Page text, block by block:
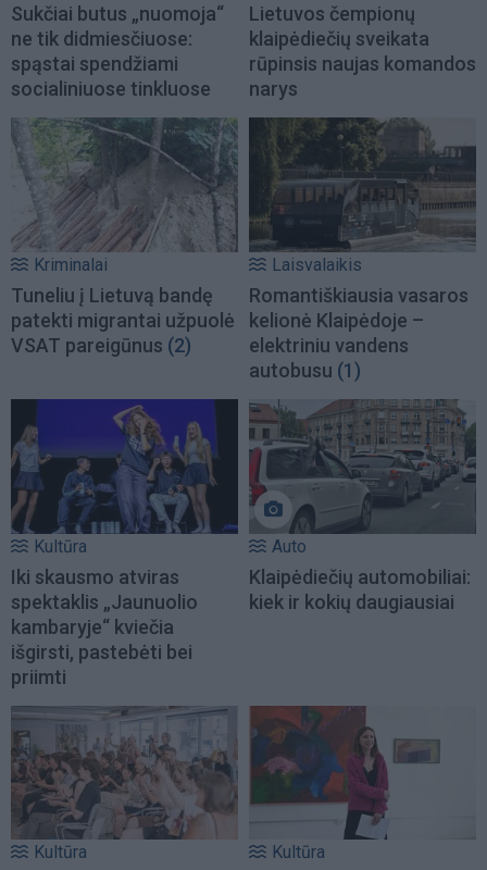
Sukčiai butus „nuomoja“
ne tik didmiesčiuose:
spąstai spendžiami
socialiniuose tinkluose
Lietuvos čempionų
klaipėdiečių sveikata
rūpinsis naujas komandos
narys
Kriminalai
Tuneliu į Lietuvą bandę
patekti migrantai užpuolė
VSAT pareigūnus (2)
Laisvalaikis
Romantiškiausia vasaros
kelionė Klaipėdoje –
elektriniu vandens
autobusu (1)
Kultūra
Iki skausmo atviras
spektaklis „Jaunuolio
kambaryje“ kviečia
išgirsti, pastebėti bei
priimti
Auto
Klaipėdiečių automobiliai:
kiek ir kokių daugiausiai
Kultūra Kultūra